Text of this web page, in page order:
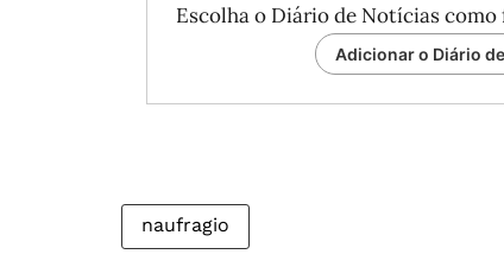
Escolha o Diário de Notícias
Adicionar o Diário
naufragio